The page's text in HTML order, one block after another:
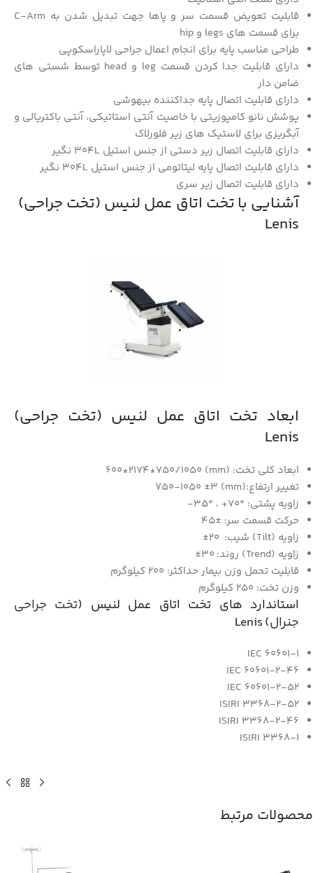
قابلیت تعویض قسمت سر و پاها جهت تبدیل شدن به C-Arm
برای قسمت های legs و hip
طراحی مناسب پایه برای انجام اعمال جراحی لاپاراسکوپی
دارای قابلیت جدا کردن قسمت leg و head توسط شستی های
ضامن دار
دارای قابلیت اتصال پایه جداکننده بیهوشی
پوشش نانو کامپوزیتی با خاصیت آنتی استاتیکی، آنتی باکتریالی و
آبگریزی برای لاستیک های زیر فلورلاک
دارای قابلیت اتصال زیر دستی از جنس استیل 304L نگیر
دارای قابلیت اتصال پایه لیتاتومی از جنس استیل 304L نگیر
دارای قابلیت اتصال زیر سری
آشنایی با تخت اتاق عمل لنیس (تخت جراحی)
Lenis
ابعاد تخت اتاق عمل لنیس (تخت جراحی)
Lenis
ابعاد کلی تخت: (mm) 600*2174*750/1050
تغییر ارتفاع:(mm) 750-1050 ±3
زاویه پشتی: °70+ ، °35-
حرکت قسمت سر: ±45
زاویه (Tilt) شیب: 20±
زاویه (Trend) روند: 30±
قابلیت تحمل وزن بیمار حداکثر: 200 کیلوگرم
وزن تخت: 250 کیلوگرم
استاندارد های تخت اتاق عمل لنیس (تخت جراحی
جنرال) Lenis
IEC 60601-1
60601-2-46 IEC
60601-2-52 IEC
ISIRI 3368-2-52
ISIRI 3368-2-46
ISIRI 3368-1
محصولات مرتبط